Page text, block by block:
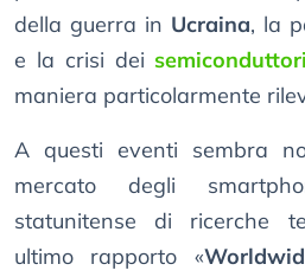
della guerra in Ucraina, la
e la crisi dei semiconduttori
maniera particolarmente
A questi eventi sembra
mercato degli
statunitense di ricerche
ultimo rapporto «